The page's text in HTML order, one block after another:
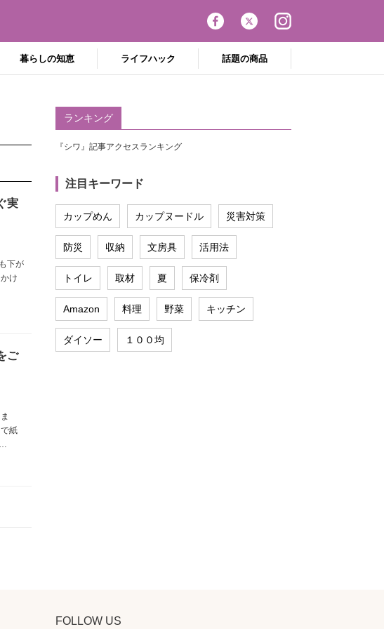
暮らしの知恵 ライフハック 話題の商品
実
下が
け
ご
紙
…
ランキング
『シワ』記事アクセスランキング
注目キーワード
カップめん カップヌードル 災害対策
防災 収納 文房具 活用法
トイレ 取材 夏 保冷剤
Amazon 料理 野菜 キッチン
ダイソー １００均
FOLLOW US